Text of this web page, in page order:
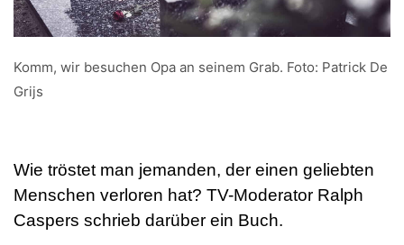
Komm, wir besuchen Opa an seinem Grab. Foto: Patrick De
Grijs
Wie tröstet man jemanden, der einen geliebten
Menschen verloren hat? TV-Moderator Ralph
Caspers schrieb darüber ein Buch.